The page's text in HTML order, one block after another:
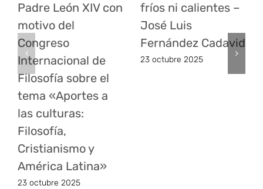
Padre León XIV con
motivo del
Congreso
Internacional de
Filosofía sobre el
tema «Aportes a
las culturas:
Filosofía,
Cristianismo y
América Latina»
23 octubre 2025
fríos ni calientes –
José Luis
Fernández Cadavid
23 octubre 2025